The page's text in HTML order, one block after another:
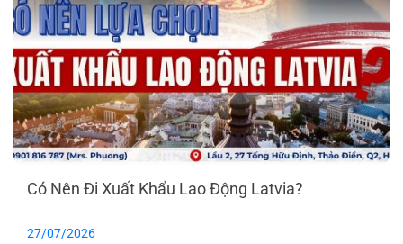
Có Nên Đi Xuất Khẩu Lao Động Latvia?
27/07/2026